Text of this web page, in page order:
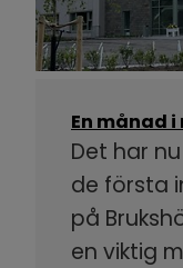
En månad
Det har
de första
på
en viktig